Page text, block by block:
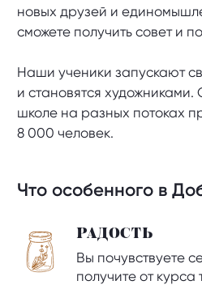
новых друзей и
сможете получить совет и
Наши ученики запускают
и становятся
школе на разных потоках
8 000 человек.
Что особенного в
РАДОСТЬ
Вы почувствуете
получите от курса